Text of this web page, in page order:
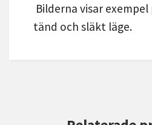
Bilderna visar
tänd och släkt läge.